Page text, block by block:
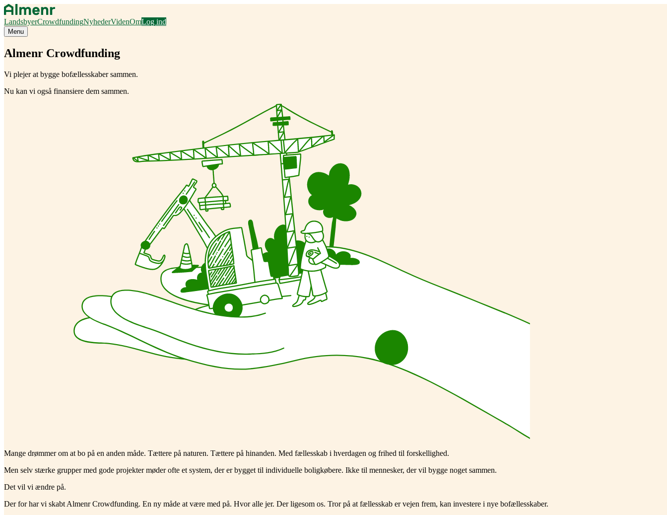
LandsbyerCrowdfundingNyhederVidenOmLog ind
Menu
Almenr Crowdfunding
Vi plejer at bygge bofællesskaber sammen.
Nu kan vi også finansiere dem sammen.
Mange drømmer om at bo på en anden måde. Tættere på naturen. Tættere på hinanden. Med fællesskab i hverdagen og frihed til forskellighed.
Men selv stærke grupper med gode projekter møder ofte et system, der er bygget til individuelle boligkøbere. Ikke til mennesker, der vil bygge noget sammen.
Det vil vi ændre på.
Der for har vi skabt Almenr Crowdfunding. En ny måde at være med på. Hvor alle jer. Der ligesom os. Tror på at fællesskab er vejen frem, kan investere i nye bofællesskaber.